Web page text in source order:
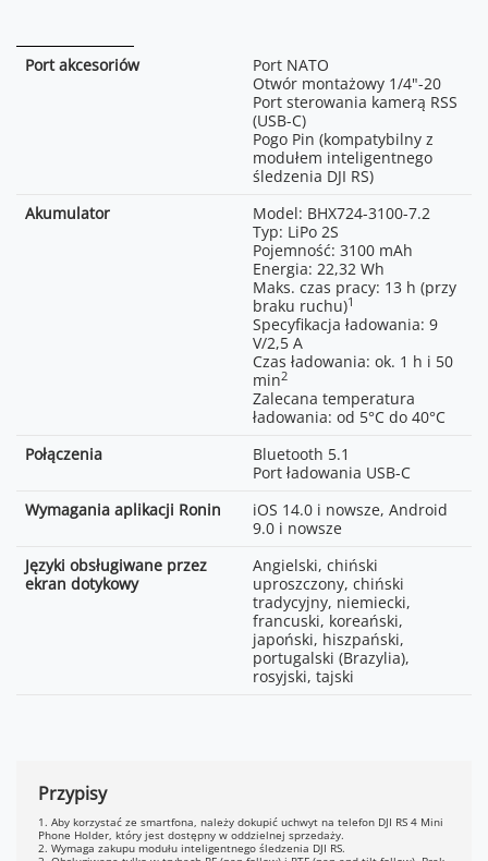
Port akcesoriów
Port NATO
Otwór montażowy 1/4"-20
Port sterowania kamerą RSS
(USB-C)
Pogo Pin (kompatybilny z
modułem inteligentnego
śledzenia DJI RS)
Akumulator
Model: BHX724-3100-7.2
Typ: LiPo 2S
Pojemność: 3100 mAh
Energia: 22,32 Wh
Maks. czas pracy: 13 h (przy
braku ruchu)1
Specyfikacja ładowania: 9
V/2,5 A
Czas ładowania: ok. 1 h i 50
min2
Zalecana temperatura
ładowania: od 5°C do 40°C
Połączenia
Bluetooth 5.1
Port ładowania USB-C
Wymagania aplikacji Ronin
iOS 14.0 i nowsze, Android
9.0 i nowsze
Języki obsługiwane przez
ekran dotykowy
Angielski, chiński
uproszczony, chiński
tradycyjny, niemiecki,
francuski, koreański,
japoński, hiszpański,
portugalski (Brazylia),
rosyjski, tajski
Zakres mechaniczny
Oś roll: od -95° do +235°
Oś tilt: od -110° do +210°
Gimbal: ok. 890 g (z płytką
szybkiego montażu, bez
Rozłożony: 175×182×338 mm
gimbala, gest
Funkcje gestów:
rozpoczęcie/zatrzymanie
śledzenia,
rozpoczęcie/zatrzymanie
nagrywania,
regulacja kadrowania
Temperatura pracy: od -10°C
do 45°C
Sposób montażu: mocowanie
magnetyczne
Przypisy
1. Aby korzystać ze smartfona, należy dokupić uchwyt na telefon DJI RS 4 Mini
Phone Holder, który jest dostępny w oddzielnej sprzedaży.
2. Wymaga zakupu modułu inteligentnego śledzenia DJI RS.